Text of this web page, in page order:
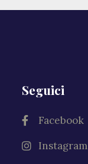
Seguici
Facebook
Instagram